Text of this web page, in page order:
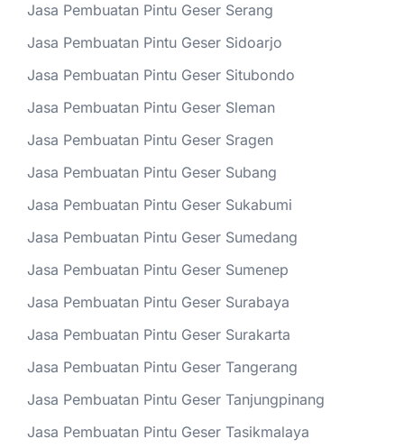
Jasa Pembuatan Pintu Geser Serang
Jasa Pembuatan Pintu Geser Sidoarjo
Jasa Pembuatan Pintu Geser Situbondo
Jasa Pembuatan Pintu Geser Sleman
Jasa Pembuatan Pintu Geser Sragen
Jasa Pembuatan Pintu Geser Subang
Jasa Pembuatan Pintu Geser Sukabumi
Jasa Pembuatan Pintu Geser Sumedang
Jasa Pembuatan Pintu Geser Sumenep
Jasa Pembuatan Pintu Geser Surabaya
Jasa Pembuatan Pintu Geser Surakarta
Jasa Pembuatan Pintu Geser Tangerang
Jasa Pembuatan Pintu Geser Tanjungpinang
Jasa Pembuatan Pintu Geser Tasikmalaya